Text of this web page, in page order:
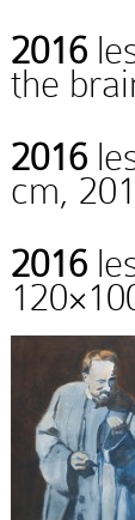
2016
the
2016
cm,
2016